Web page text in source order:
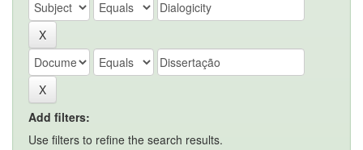
Add filters:
Use filters to refine the search results.